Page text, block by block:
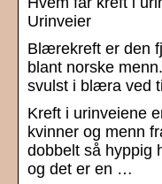
Urinveier
Blærekreft er den
blant norske
svulst i blæra ved
Kreft i urinveiene
kvinner og menn
dobbelt så hyppig
og det er en …